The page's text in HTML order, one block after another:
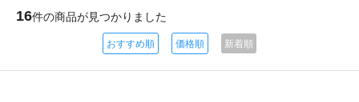
16件の商品が見つかりました
おすすめ順 価格順 新着順